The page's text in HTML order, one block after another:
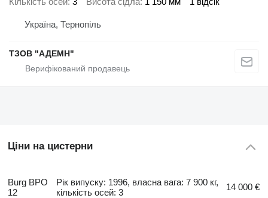
Україна, Тернопіль
ТЗОВ "АДЕМН"
Ціни на цистерни
Burg BPO
12
Рік випуску: 1996, власна вага: 7 900 кг,
кількість осей: 3
14 000 €